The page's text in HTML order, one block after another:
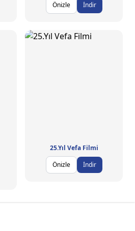
Önizle
İndir
25.Yıl Vefa Filmi
Önizle
İndir